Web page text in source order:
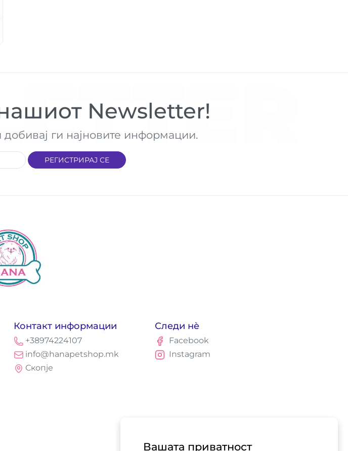
Вашата приватност
Newsletter!
добивај ги најновите информации.
РЕГИСТРИРАЈ СЕ
Контакт информации
+38974224107
info@hanapetshop.mk
Скопје
Следи нè
Facebook
Instagram